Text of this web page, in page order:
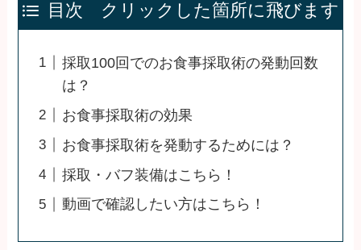
目次 クリックした箇所に飛びます
採取100回でのお食事採取術の発動回数
は？
お食事採取術の効果
お食事採取術を発動するためには？
採取・バフ装備はこちら！
動画で確認したい方はこちら！